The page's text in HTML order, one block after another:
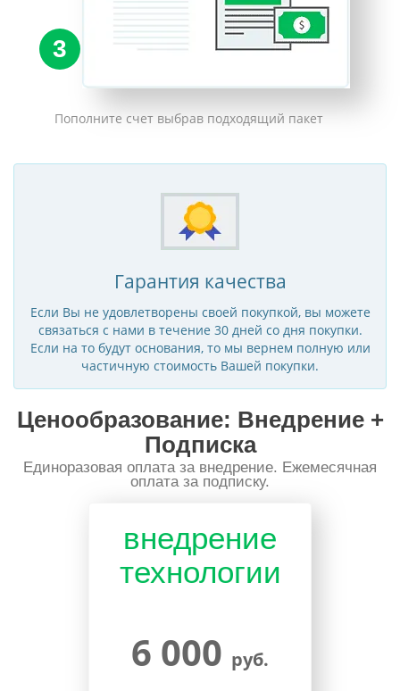
3
Пополните счет выбрав подходящий пакет
Гарантия качества
Если Вы не удовлетворены своей покупкой, вы можете
связаться с нами в течение 30 дней со дня покупки.
Если на то будут основания, то мы вернем полную или
частичную стоимость Вашей покупки.
Ценообразование: Внедрение +
Подписка
Единоразовая оплата за внедрение. Ежемесячная
оплата за подписку.
внедрение
технологии
6 000 руб.